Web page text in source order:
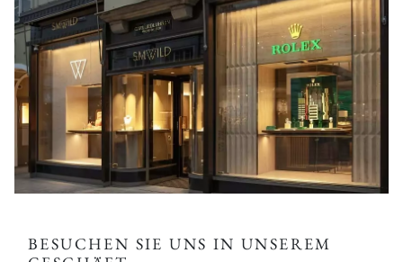
BESUCHEN SIE UNS IN UNSEREM